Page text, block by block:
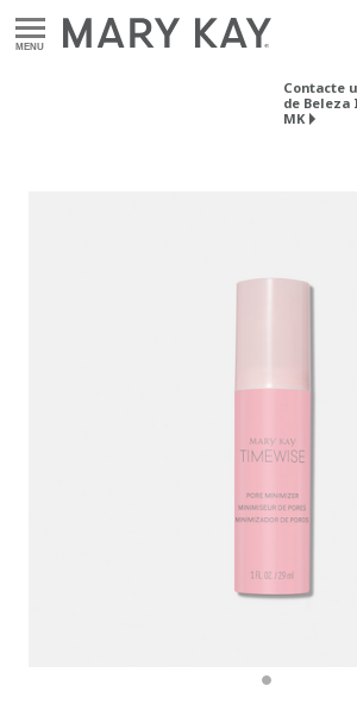
MENU
Contacte
de Beleza
MK